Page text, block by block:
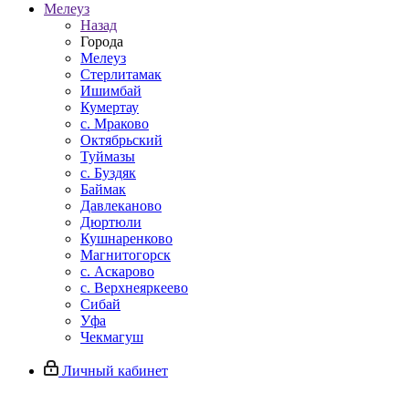
Мелеуз
Назад
Города
Мелеуз
Стерлитамак
Ишимбай
Кумертау
c. Мраково
Октябрьский
Туймазы
c. Буздяк
Баймак
Давлеканово
Дюртюли
Кушнаренково
Магнитогорск
с. Аскарово
с. Верхнеяркеево
Сибай
Уфа
Чекмагуш
Личный кабинет